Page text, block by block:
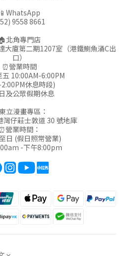
📱WhatsApp
9558 8661
北角專門店
大廈第二期1207室（港鐵鰂魚涌C出
口）
⏰營業時間
10:00AM-6:00PM
休息時段)
及公眾假期休息
立漫畫專區：
灣仔莊士敦道 30 號地庫
營業時間：
日 (假日照常營業)
-下午8:00pm